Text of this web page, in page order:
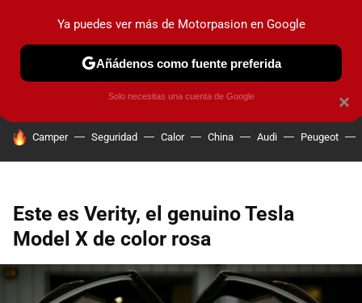
PRUEBAS COCHES ELÉCTRICOS OBSERVATORIO
HOY SE HABLA DE
Camper Seguridad Calor China Audi Peugeot
Este es Verity, el genuino Tesla
Model X de color rosa
×
Ya puedes ver más de Motorpasion en Google
Añádenos como fuente preferida
Solo necesitas una cuenta de Google